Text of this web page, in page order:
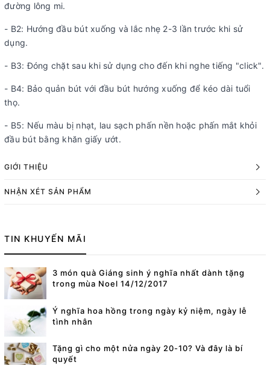
đường lông mi.
- B2: Hướng đầu bút xuống và lắc nhẹ 2-3 lần trước khi sử
dụng.
- B3: Đóng chặt sau khi sử dụng cho đến khi nghe tiếng "click".
- B4: Bảo quản bút với đầu bút hướng xuống để kéo dài tuổi
thọ.
- B5: Nếu màu bị nhạt, lau sạch phấn nền hoặc phấn mắt khỏi
đầu bút bằng khăn giấy ướt.
GIỚI THIỆU
NHẬN XÉT SẢN PHẨM
TIN KHUYẾN MÃI
3 món quà Giáng sinh ý nghĩa nhất dành tặng
trong mùa Noel 14/12/2017
Ý nghĩa hoa hồng trong ngày kỷ niệm, ngày lễ
tình nhân
Tặng gì cho một nửa ngày 20-10? Và đây là bí
quyết